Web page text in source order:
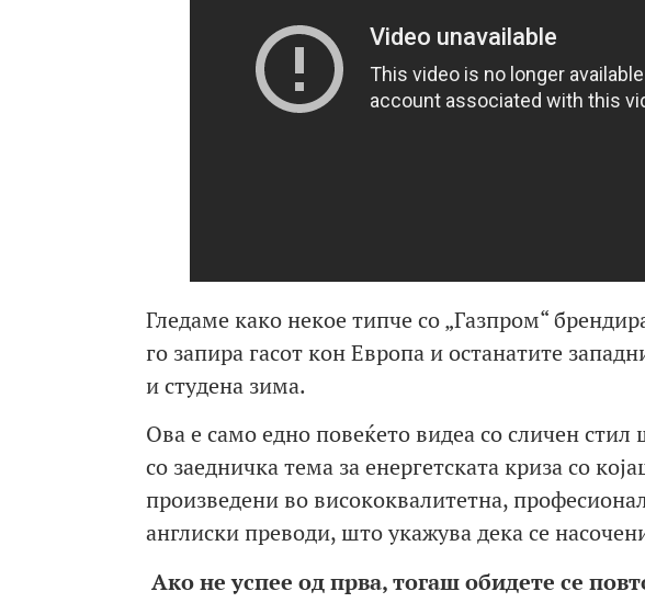
Гледаме како некое типче со „Газпром“
го запира гасот кон Европа и останатите
и студена зима.
Ова е само едно повеќето видеа со сличен стил
со заедничка тема за енергетската криза со
произведени во висококвалитетна,
англиски преводи, што укажува дека се
Ако не успее од прва,тогаш обидете се